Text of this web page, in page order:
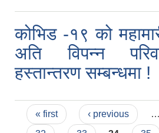
कोभिड -१९ को
अति विपन्न
हस्तान्तरण सम्बन्धमा !
Pages
« first ‹ previous …